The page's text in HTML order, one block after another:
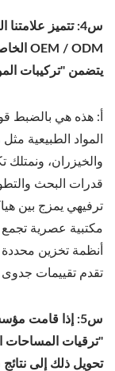
س4: تتميز
يتضمن "تركيبات
المواد الطبيعية
والخيزران، ونمتلك
قدرات البحث
ترفيهي يمزج بين
مكتبية عصرية تجمع
أنظمة تخزين محددة
تقدم تقييمات
س5: إذا قامت
"ترقيات المساحات
تحويل ذلك إلى نتائج ESG قابلة للقياس؟